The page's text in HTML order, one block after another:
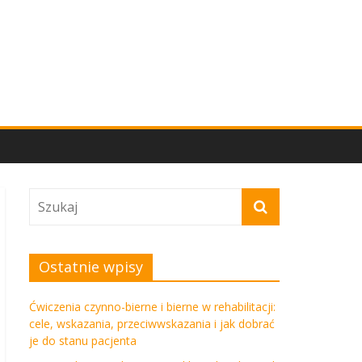
Ostatnie wpisy
Ćwiczenia czynno-bierne i bierne w rehabilitacji:
cele, wskazania, przeciwwskazania i jak dobrać
je do stanu pacjenta